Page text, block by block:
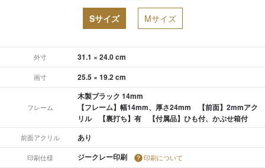
Sサイズ Mサイズ
外寸 31.1 × 24.0 cm
画寸 25.5 × 19.2 cm
フレーム
木製ブラック 14mm
【フレーム】幅14mm、厚さ24mm 【前面】2mmアク
リル 【裏打ち】有 【付属品】ひも付、かぶせ箱付
前面アクリル あり
印刷仕様 ジークレー印刷 印刷について